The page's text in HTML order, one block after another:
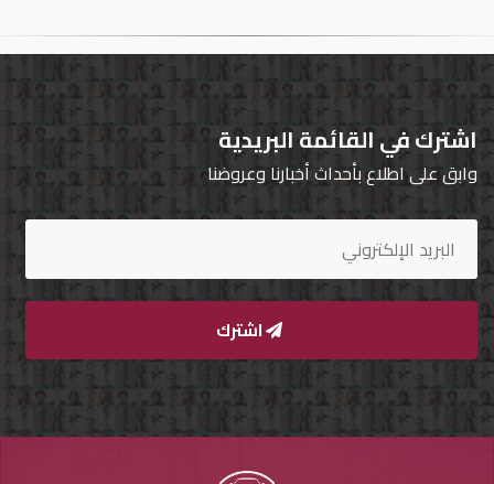
تسجيل
الدخول
English
مستثمري
السيارات
الماركات
مطلوب
اشترك في القائمة البريدية
وابق على اطلاع بأحداث أخبارنا وعروضنا
اشترك